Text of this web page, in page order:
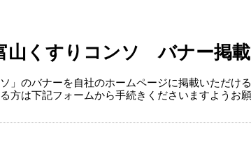
山くすりコンソ バナー掲
ソ」のバナーを自社のホームページに掲載いただけ
方は下記フォームから手続きくださいますようお願